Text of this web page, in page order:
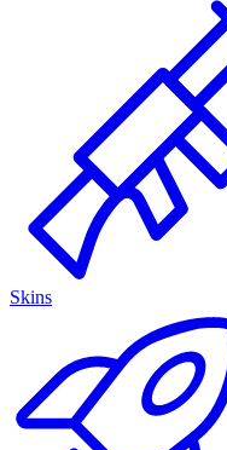
Skins